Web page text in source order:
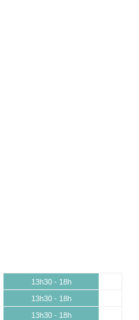
13h30 - 18h
13h30 - 18h
13h30 - 18h